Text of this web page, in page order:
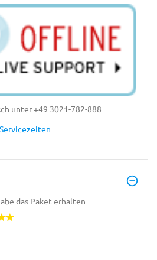
unter +49 3021-782-888
Servicezeiten
das Paket erhalten